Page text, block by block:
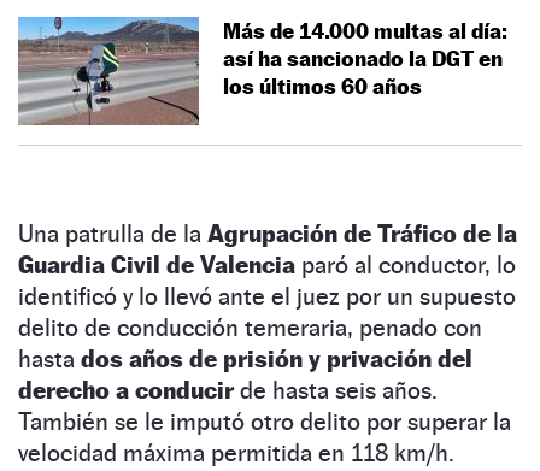
Más de 14.000 multas al día:
así ha sancionado la DGT en
los últimos 60 años
Una patrulla de la Agrupación de Tráfico de la
Guardia Civil de Valencia paró al conductor, lo
identificó y lo llevó ante el juez por un supuesto
delito de conducción temeraria, penado con
hasta dos años de prisión y privación del
derecho a conducirde hasta seis años.
También se le imputó otro delito por superar la
velocidad máxima permitida en 118 km/h.